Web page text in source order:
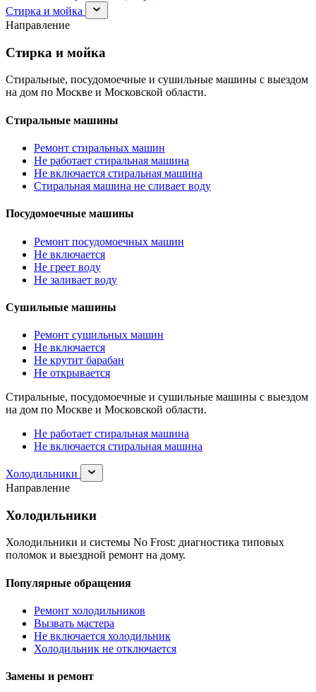
Стирка и мойка
Раскрыть
раздел
мойка
Направление
Стирка и мойка
Стиральные, посудомоечные и сушильные машины с выездом
на дом по Москве и Московской области.
Стиральные машины
Ремонт стиральных машин
Не работает стиральная машина
Не включается стиральная машина
Стиральная машина не сливает воду
Посудомоечные машины
Ремонт посудомоечных машин
Не включается
Не греет воду
Не заливает воду
Сушильные машины
Ремонт сушильных машин
Не включается
Не крутит барабан
Не открывается
Стиральные, посудомоечные и сушильные машины с выездом
на дом по Москве и Московской области.
Не работает стиральная машина
Не включается стиральная машина
Холодильники
Раскрыть
раздел
Направление
Холодильники
Холодильники и системы No Frost: диагностика типовых
поломок и выездной ремонт на дому.
Популярные обращения
Ремонт холодильников
Вызвать мастера
Не включается холодильник
Холодильник не отключается
Замены и ремонт